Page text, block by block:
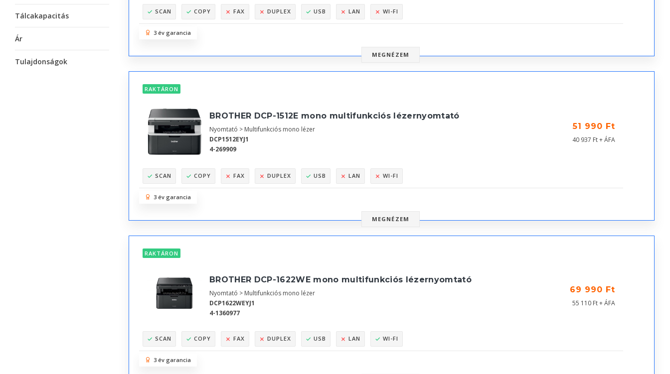
Tálcakapacitás
Ár
Tulajdonságok
SCAN COPY FAX DUPLEX USB LAN WI-FI
3 év garancia
MEGNÉZEM
RAKTÁRON
BROTHER DCP-1512E mono multifunkciós lézernyomtató
Nyomtató > Multifunkciós mono lézer
DCP1512EYJ1
4-269909
51 990 Ft
40 937 Ft + ÁFA
SCAN COPY FAX DUPLEX USB LAN WI-FI
3 év garancia
MEGNÉZEM
RAKTÁRON
BROTHER DCP-1622WE mono multifunkciós lézernyomtató
Nyomtató > Multifunkciós mono lézer
DCP1622WEYJ1
4-1360977
69 990 Ft
55 110 Ft + ÁFA
SCAN COPY FAX DUPLEX USB LAN WI-FI
3 év garancia